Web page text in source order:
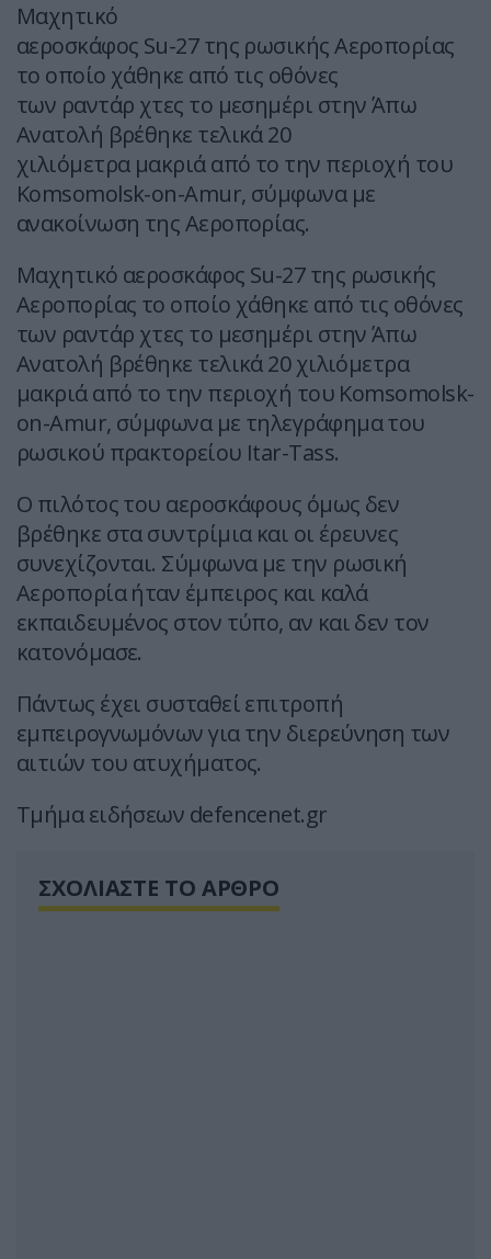
Μαχητικό
αεροσκάφος Su-27 της ρωσικής Αεροπορίας
το οποίο χάθηκε από τις οθόνες
των ραντάρ χτες το μεσημέρι στην Άπω
Ανατολή βρέθηκε τελικά 20
χιλιόμετρα μακριά από το την περιοχή του
Komsomolsk-on-Amur, σύμφωνα με
ανακοίνωση της Αεροπορίας.
Μαχητικό αεροσκάφος Su-27 της ρωσικής
Αεροπορίας το οποίο χάθηκε από τις οθόνες
των ραντάρ χτες το μεσημέρι στην Άπω
Ανατολή βρέθηκε τελικά 20 χιλιόμετρα
μακριά από το την περιοχή του Komsomolsk-
on-Amur, σύμφωνα με τηλεγράφημα του
ρωσικού πρακτορείου Itar-Tass.
Ο πιλότος του αεροσκάφους όμως δεν
βρέθηκε στα συντρίμια και οι έρευνες
συνεχίζονται. Σύμφωνα με την ρωσική
Αεροπορία ήταν έμπειρος και καλά
εκπαιδευμένος στον τύπο, αν και δεν τον
κατονόμασε.
Πάντως έχει συσταθεί επιτροπή
εμπειρογνωμόνων για την διερεύνηση των
αιτιών του ατυχήματος.
Τμήμα ειδήσεων defencenet.gr
ΣΧΟΛΙΑΣΤΕ ΤΟ ΑΡΘΡΟ